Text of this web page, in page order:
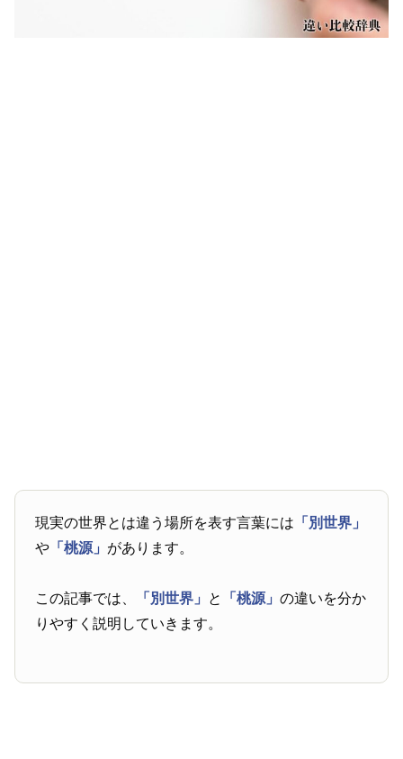
現実の世界とは違う場所を表す言葉には 「別世界」
や 「桃源」 があります。
この記事では、 「別世界」 と 「桃源」の違いを分か
りやすく説明していきます。